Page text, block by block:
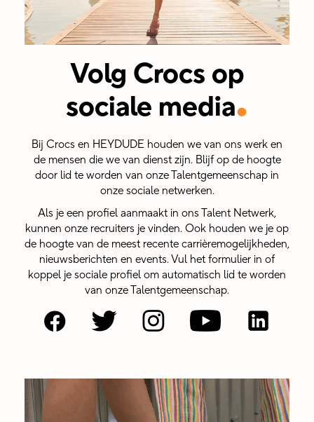
Volg Crocs op
sociale media.
Bij Crocs en HEYDUDE houden we van ons werk en
de mensen die we van dienst zijn. Blijf op de hoogte
door lid te worden van onze Talentgemeenschap in
onze sociale netwerken.
Als je een profiel aanmaakt in ons Talent Netwerk,
kunnen onze recruiters je vinden. Ook houden we je op
de hoogte van de meest recente carrièremogelijkheden,
nieuwsberichten en events. Vul het formulier in of
koppel je sociale profiel om automatisch lid te worden
van onze Talentgemeenschap.